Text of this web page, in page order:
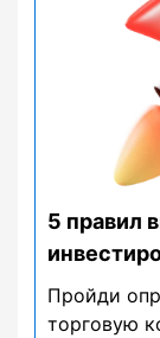
5 правил
Пройди
торговую